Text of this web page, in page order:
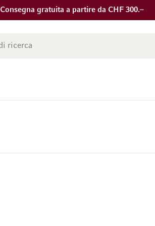
Consegna gratuita a partire da CHF 300.–